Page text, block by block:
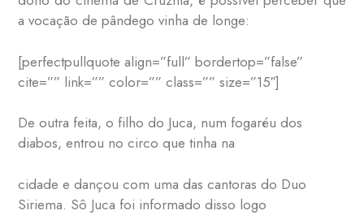
a vocação de pândego vinha de longe:
[perfectpullquote align=”full” bordertop=”false”
cite=”” link=”” color=”” class=”” size=”15″]
De outra feita, o filho do Juca, num fogaréu dos
diabos, entrou no circo que tinha na
cidade e dançou com uma das cantoras do Duo
Siriema. Sô Juca foi informado disso logo